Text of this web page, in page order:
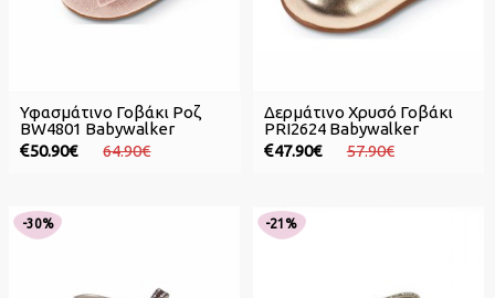
Υφασμάτινο Γοβάκι Ροζ
BW4801 Babywalker
50.90€
64.90€
Δερμάτινο Χρυσό Γοβάκι
PRI2624 Babywalker
47.90€
57.90€
-30% -21%